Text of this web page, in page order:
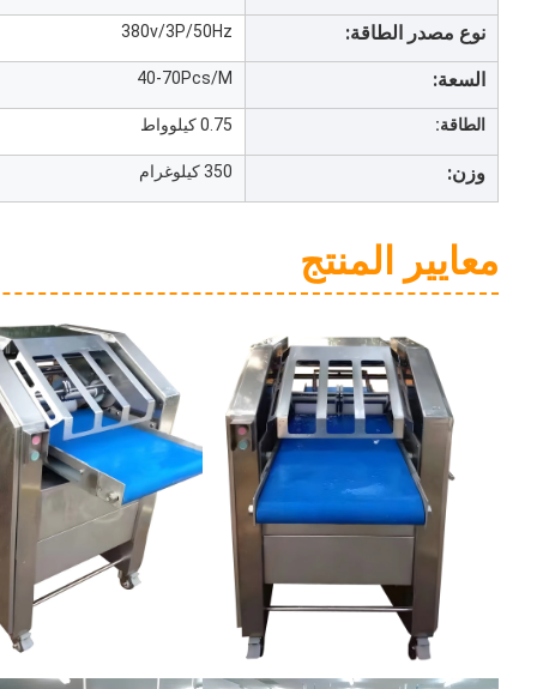
نوع مصدر الطاقة: 380v/3P/50Hz
السعة: 40-70Pcs/M
الطاقة: 0.75 كيلوواط
وزن: 350 كيلوغرام
معايير المنتج